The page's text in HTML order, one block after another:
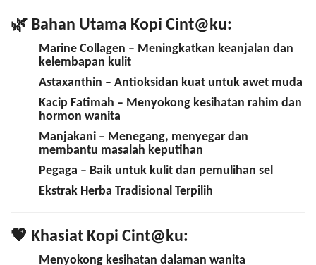
🌿 Bahan Utama Kopi Cint@ku:
Marine Collagen – Meningkatkan keanjalan dan
kelembapan kulit
Astaxanthin – Antioksidan kuat untuk awet muda
Kacip Fatimah – Menyokong kesihatan rahim dan
hormon wanita
Manjakani – Menegang, menyegar dan
membantu masalah keputihan
Pegaga – Baik untuk kulit dan pemulihan sel
Ekstrak Herba Tradisional Terpilih
💖 Khasiat Kopi Cint@ku:
Menyokong kesihatan dalaman wanita